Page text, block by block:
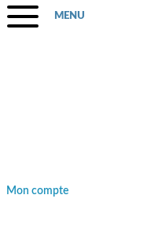
MENU
Mon compte